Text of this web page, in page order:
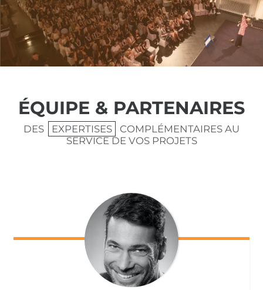
ÉQUIPE & PARTENAIRES
DES EXPERTISES
COMPLÉMENTAIRES AU
SERVICE DE VOS PROJETS